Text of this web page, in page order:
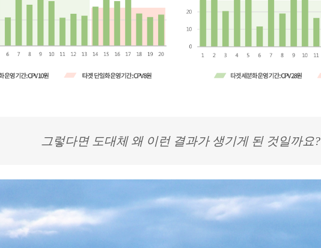
그렇다면 도대체 왜 이런 결과가 생기게 된 것일까요?